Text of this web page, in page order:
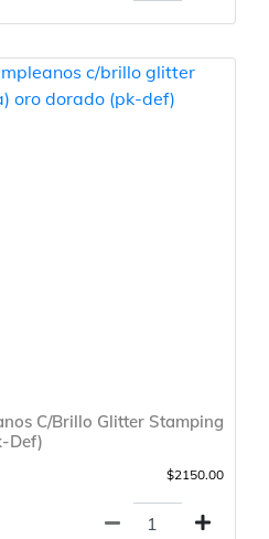
C/Brillo Glitter Stamping
Def)
$2150.00